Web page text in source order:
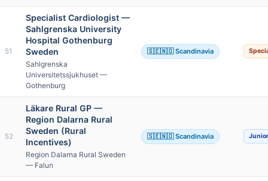
51
Specialist Cardiologist —
Sahlgrenska University
Hospital Gothenburg
Sweden
Sahlgrenska
Universitetssjukhuset —
Gothenburg
🇸🇪🇳🇴 Scandinavia
52
Läkare Rural GP —
Region Dalarna Rural
Sweden (Rural
Incentives)
Region Dalarna Rural Sweden
— Falun
🇸🇪🇳🇴 Scandinavia Junior